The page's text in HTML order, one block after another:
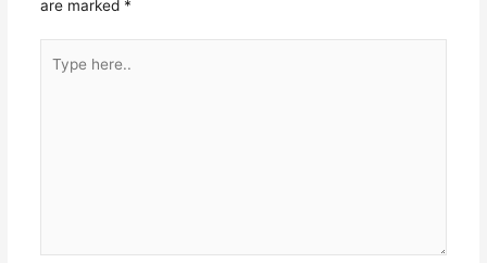
are marked *
here..